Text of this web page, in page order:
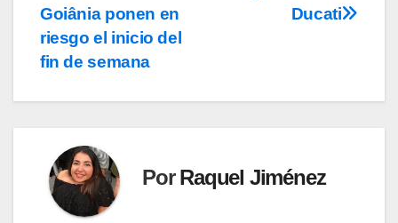
Ducati
Goiânia ponen en
riesgo el inicio del
fin de semana
PorRaquel Jiménez